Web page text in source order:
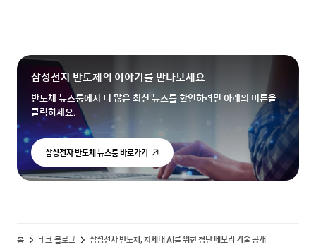
삼성전자 반도체의 이야기를 만나보세요
반도체 뉴스룸에서 더 많은 최신 뉴스를 확인하려면 아래의 버튼을
클릭하세요.
삼성전자 반도체 뉴스룸 바로가기
홈 테크 블로그 삼성전자 반도체, 차세대 AI를 위한 첨단 메모리 기술 공개